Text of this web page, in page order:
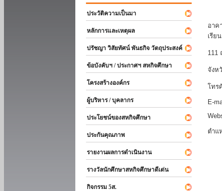
ประวัติความเป็นมา
หลักการและเหตุผล
ปรัชญา วิสัยทัศน์ พันธกิจ วัตถุประสงค์
ข้อบังคับฯ / ประกาศฯ สหกิจศึกษา
โครงสร้างองค์กร
ผู้บริหาร / บุคลากร
ประโยชน์ของสหกิจศึกษา
ประกันคุณภาพ
รายงานผลการดำเนินงาน
รางวัลนักศึกษาสหกิจศึกษาดีเด่น
กิจกรรม 5ส.
อาค
เรีย
111
จังห
โทร
E-
ตำแ